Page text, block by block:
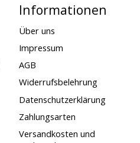
Informationen
Über uns
Impressum
AGB
Widerrufsbelehrung
Datenschutzerklärung
Zahlungsarten
Versandkosten und